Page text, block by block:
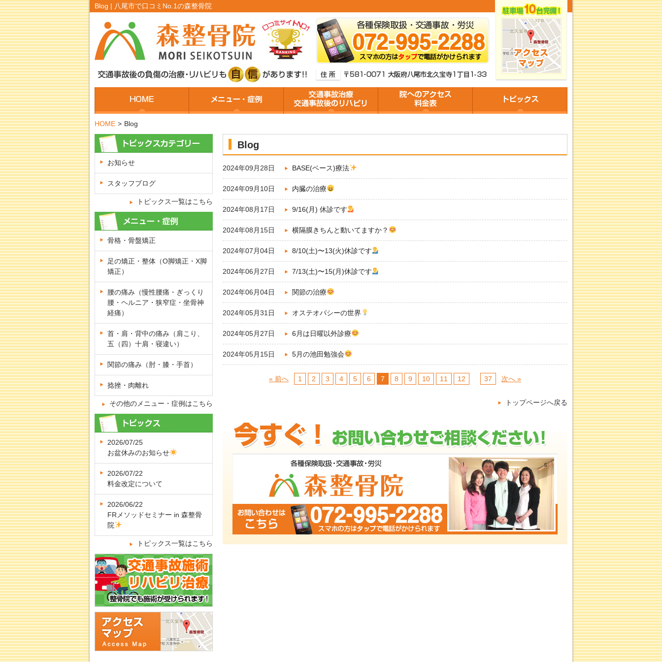
Blog | 八尾市で口コミNo.1の森整骨院
HOME > Blog
Blog
2024年09月28日 BASE(ベース)療法
2024年09月10日 内臓の治療
2024年08月17日 9/16(月) 休診です
2024年08月15日 横隔膜きちんと動いてますか？
2024年07月04日 8/10(土)〜13(火)休診です
2024年06月27日 7/13(土)〜15(月)休診です
2024年06月04日 関節の治療
2024年05月31日 オステオパシーの世界
2024年05月27日 6月は日曜以外診療
2024年05月15日 5月の池田勉強会
« 前へ 1 2 3 4 5 6 7 8 9 10 11 12 37 次へ »
トップページへ戻る
お知らせ
スタッフブログ
トピックス一覧はこちら
骨格・骨盤矯正
足の矯正・整体（O脚矯正・X脚
矯正）
腰の痛み（慢性腰痛・ぎっくり
腰・ヘルニア・狭窄症・坐骨神
経痛）
首・肩・背中の痛み（肩こり、
五（四）十肩・寝違い）
関節の痛み（肘・膝・手首）
捻挫・肉離れ
その他のメニュー・症例はこちら
2026/07/25
お盆休みのお知らせ
2026/07/22
料金改定について
2026/06/22
FRメソッドセミナー in 森整骨
院
トピックス一覧はこちら